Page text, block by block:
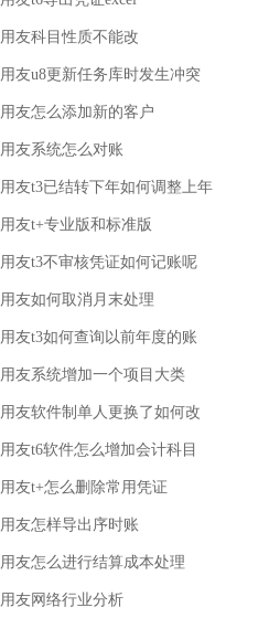
用友科目性质不能改
用友u8更新任务库时发生冲突
用友怎么添加新的客户
用友系统怎么对账
用友t3已结转下年如何调整上年
用友t+专业版和标准版
用友t3不审核凭证如何记账呢
用友如何取消月末处理
用友t3如何查询以前年度的账
用友系统增加一个项目大类
用友软件制单人更换了如何改
用友t6软件怎么增加会计科目
用友t+怎么删除常用凭证
用友怎样导出序时账
用友怎么进行结算成本处理
用友网络行业分析